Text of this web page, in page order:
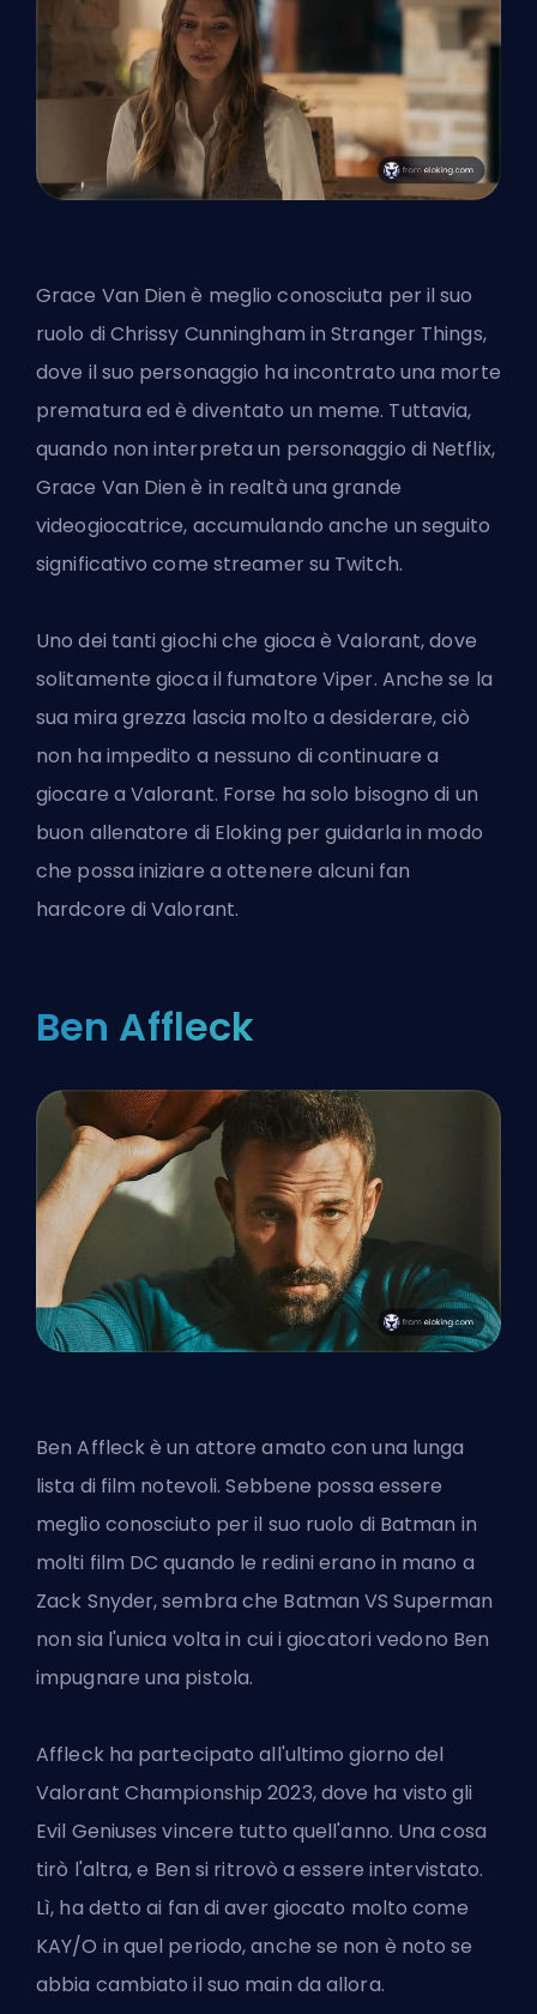
Grace Van Dien è meglio conosciuta per il suo
ruolo di Chrissy Cunningham in Stranger Things,
dove il suo personaggio ha incontrato una morte
prematura ed è diventato un meme. Tuttavia,
quando non interpreta un personaggio di Netflix,
Grace Van Dien è in realtà una grande
videogiocatrice, accumulando anche un seguito
significativo come streamer su Twitch.
Uno dei tanti giochi che gioca è Valorant, dove
solitamente gioca il fumatore Viper. Anche se la
sua mira grezza lascia molto a desiderare, ciò
non ha impedito a nessuno di continuare a
giocare a Valorant. Forse ha solo bisogno di un
buon allenatore di Eloking per guidarla in modo
che possa iniziare a ottenere alcuni fan
hardcore di Valorant.
Ben Affleck
Ben Affleck è un attore amato con una lunga
lista di film notevoli. Sebbene possa essere
meglio conosciuto per il suo ruolo di Batman in
molti film DC quando le redini erano in mano a
Zack Snyder, sembra che Batman VS Superman
non sia l'unica volta in cui i giocatori vedono Ben
impugnare una pistola.
Affleck ha partecipato all'ultimo giorno del
Valorant Championship 2023, dove ha visto gli
Evil Geniuses vincere tutto quell'anno. Una cosa
tirò l'altra, e Ben si ritrovò a essere intervistato.
Lì, ha detto ai fan di aver giocato molto come
KAY/O in quel periodo, anche se non è noto se
abbia cambiato il suo main da allora.